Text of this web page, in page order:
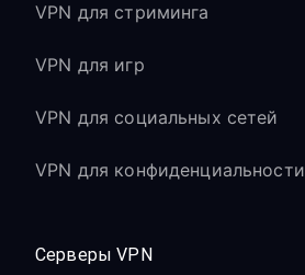
VPN для стриминга
VPN для игр
VPN для социальных сетей
VPN для конфиденциальности
Серверы VPN